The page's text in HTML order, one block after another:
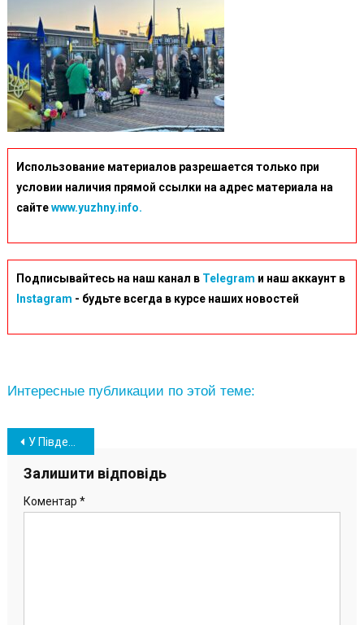
Использование материалов разрешается только при
условии наличия прямой ссылки на адрес материала на
сайтеwww.yuzhny.info.
Подписывайтесь на наш канал в Telegram и наш аккаунт в
Instagram - будьте всегда в курсе наших новостей
Интересные публикации по этой теме:
Навігація
записів
У Південному відкрили нові меморіальні конструкції на Еспланаді пам’яті
Залишити відповідь
Коментар *